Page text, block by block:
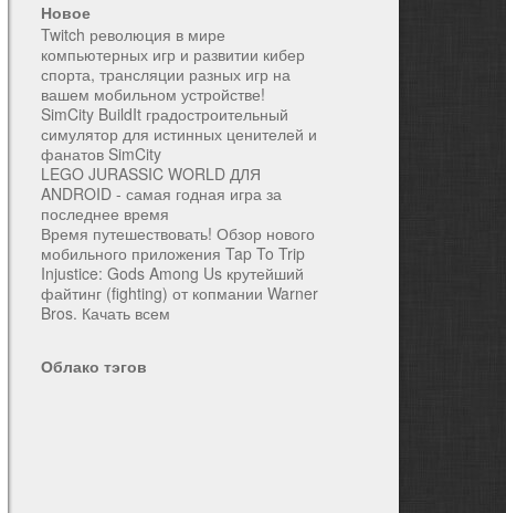
Новое
Twitch революция в мире
компьютерных игр и развитии кибер
спорта, трансляции разных игр на
вашем мобильном устройстве!
SimCity BuildIt градостроительный
симулятор для истинных ценителей и
фанатов SimCity
LEGO JURASSIC WORLD ДЛЯ
ANDROID - самая годная игра за
последнее время
Время путешествовать! Обзор нового
мобильного приложения Tap To Trip
Injustice: Gods Among Us крутейший
файтинг (fighting) от копмании Warner
Bros. Качать всем
Облако тэгов